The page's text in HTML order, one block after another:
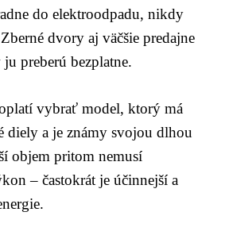
do elektroodpadu, nikdy
dvory aj väčšie predajne
preberú bezplatne.
vybrať model, ktorý má
diely a je známy svojou dlhou
objem pritom nemusí
– častokrát je účinnejší a